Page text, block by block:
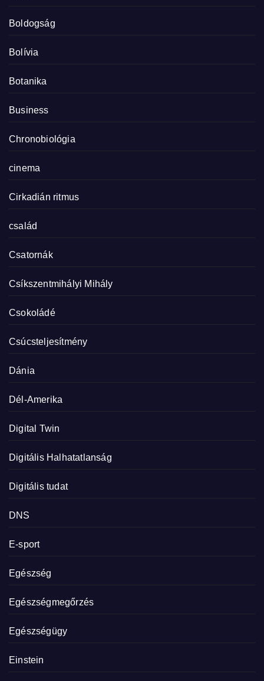
Boldogság
Bolívia
Botanika
Business
Chronobiológia
cinema
Cirkadián ritmus
család
Csatornák
Csíkszentmihályi Mihály
Csokoládé
Csúcsteljesítmény
Dánia
Dél-Amerika
Digital Twin
Digitális Halhatatlanság
Digitális tudat
DNS
E-sport
Egészség
Egészségmegőrzés
Egészségügy
Einstein